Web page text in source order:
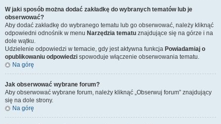
W jaki sposób można dodać zakładkę do wybranych tematów lub je
obserwować?
Aby dodać zakładkę do wybranego tematu lub go obserwować, należy kliknąć
odpowiedni odnośnik w menu Narzędzia tematu znajdujące się na górze i na
dole wątku.
Udzielenie odpowiedzi w temacie, gdy jest aktywna funkcja Powiadamiaj o
opublikowaniu odpowiedzi spowoduje włączenie obserwowania tematu.
Na górę
Jak obserwować wybrane forum?
Aby obserwować wybrane forum, należy kliknąć „Obserwuj forum” znajdujący
się na dole strony.
Na górę